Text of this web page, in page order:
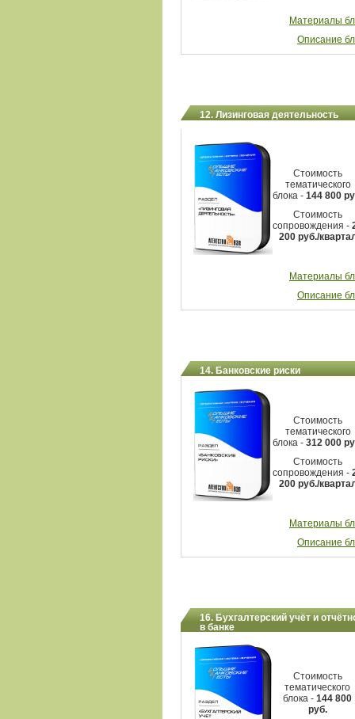
Материалы
Описание
12. Лизинговая деятельность
Стоимость
тематического
блока - 144 800
Стоимость
сопровождения -
200руб./
Материалы
Описание
14. Банковские риски
Стоимость
тематического
блока - 312 000
Стоимость
сопровождения -
200руб./
Материалы
Описание
16. Бухгалтерский учёт и
в банке
Стоимость
тематического
блока - 144 800
руб.